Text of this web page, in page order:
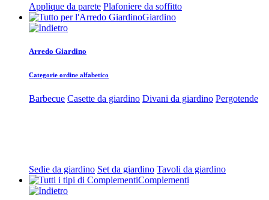
Applique da parete Plafoniere da soffitto
Giardino
Arredo Giardino
Categorie ordine alfabetico
Barbecue Casette da giardino Divani da giardino Pergotende
Sedie da giardino Set da giardino Tavoli da giardino
Complementi